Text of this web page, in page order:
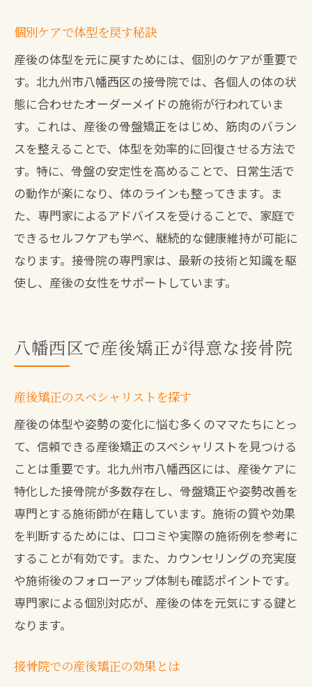
個別ケアで体型を戻す秘訣
産後の体型を元に戻すためには、個別のケアが重要で
す。北九州市八幡西区の接骨院では、各個人の体の状
態に合わせたオーダーメイドの施術が行われていま
す。これは、産後の骨盤矯正をはじめ、筋肉のバラン
スを整えることで、体型を効率的に回復させる方法で
す。特に、骨盤の安定性を高めることで、日常生活で
の動作が楽になり、体のラインも整ってきます。ま
た、専門家によるアドバイスを受けることで、家庭で
できるセルフケアも学べ、継続的な健康維持が可能に
なります。接骨院の専門家は、最新の技術と知識を駆
使し、産後の女性をサポートしています。
八幡西区で産後矯正が得意な接骨院
産後矯正のスペシャリストを探す
産後の体型や姿勢の変化に悩む多くのママたちにとっ
て、信頼できる産後矯正のスペシャリストを見つける
ことは重要です。北九州市八幡西区には、産後ケアに
特化した接骨院が多数存在し、骨盤矯正や姿勢改善を
専門とする施術師が在籍しています。施術の質や効果
を判断するためには、口コミや実際の施術例を参考に
することが有効です。また、カウンセリングの充実度
や施術後のフォローアップ体制も確認ポイントです。
専門家による個別対応が、産後の体を元気にする鍵と
なります。
接骨院での産後矯正の効果とは